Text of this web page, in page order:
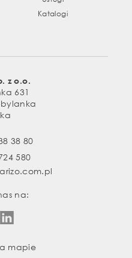
Katalogi
z o.o.
631
38 80
580
na:
mapie